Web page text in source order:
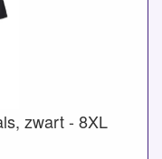
zwart - 8XL